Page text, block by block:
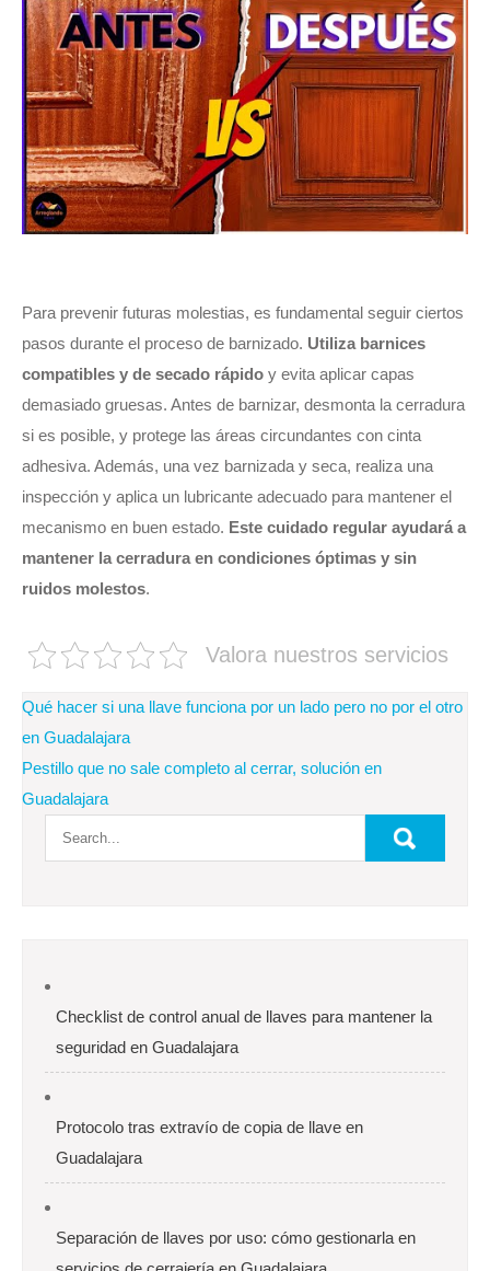
Para prevenir futuras molestias, es fundamental seguir ciertos
pasos durante el proceso de barnizado. Utiliza barnices
compatibles y de secado rápido y evita aplicar capas
demasiado gruesas. Antes de barnizar, desmonta la cerradura
si es posible, y protege las áreas circundantes con cinta
adhesiva. Además, una vez barnizada y seca, realiza una
inspección y aplica un lubricante adecuado para mantener el
mecanismo en buen estado. Este cuidado regular ayudará a
mantener la cerradura en condiciones óptimas y sin
ruidos molestos.
Valora nuestros servicios
Navegación
de
entradas
Qué hacer si una llave funciona por un lado pero no por el otro
en Guadalajara
Pestillo que no sale completo al cerrar, solución en
Guadalajara
Checklist de control anual de llaves para mantener la
seguridad en Guadalajara
Protocolo tras extravío de copia de llave en
Guadalajara
Separación de llaves por uso: cómo gestionarla en